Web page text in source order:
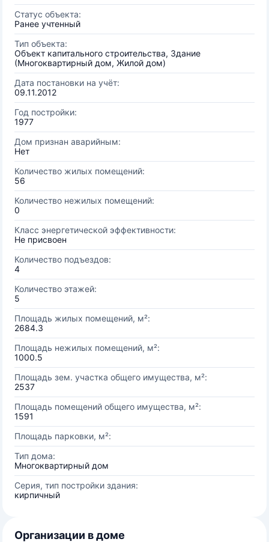
Статус объекта:
Ранее учтенный
Тип объекта:
Объект капитального строительства, Здание
(Многоквартирный дом, Жилой дом)
Дата постановки на учёт:
09.11.2012
Год постройки:
1977
Дом признан аварийным:
Нет
Количество жилых помещений:
56
Количество нежилых помещений:
0
Класс энергетической эффективности:
Не присвоен
Количество подъездов:
4
Количество этажей:
5
Площадь жилых помещений, м²:
2684.3
Площадь нежилых помещений, м²:
1000.5
Площадь зем. участка общего имущества, м²:
2537
Площадь помещений общего имущества, м²:
1591
Площадь парковки, м²:
Тип дома:
Многоквартирный дом
Серия, тип постройки здания:
кирпичный
Организации в доме